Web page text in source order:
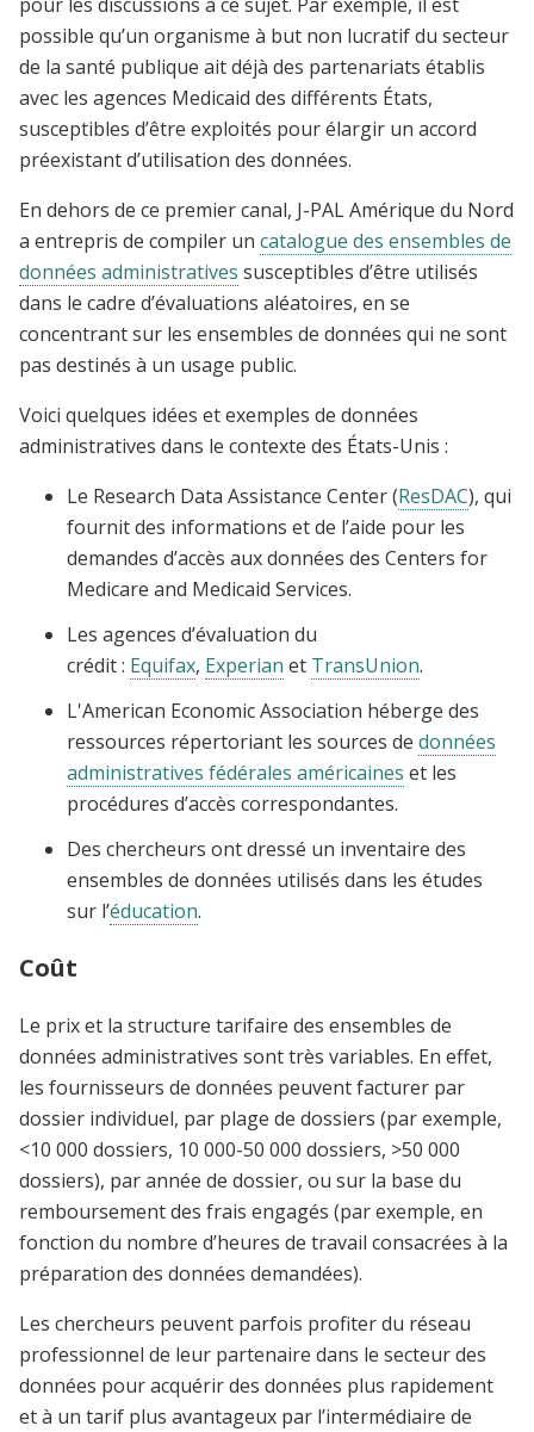
pour les discussions à ce sujet. Par exemple, il est
possible qu’un organisme à but non lucratif du secteur
de la santé publique ait déjà des partenariats établis
avec les agences Medicaid des différents États,
susceptibles d’être exploités pour élargir un accord
préexistant d’utilisation des données.
En dehors de ce premier canal, J-PAL Amérique du Nord
a entrepris de compiler un catalogue des ensembles de
données administratives susceptibles d’être utilisés
dans le cadre d’évaluations aléatoires, en se
concentrant sur les ensembles de données qui ne sont
pas destinés à un usage public.
Voici quelques idées et exemples de données
administratives dans le contexte des États-Unis :
Le Research Data Assistance Center (ResDAC), qui
fournit des informations et de l’aide pour les
demandes d’accès aux données des Centers for
Medicare and Medicaid Services.
Les agences d’évaluation du
crédit : Equifax, Experian et TransUnion.
L'American Economic Association héberge des
ressources répertoriant les sources de données
administratives fédérales américaines et les
procédures d’accès correspondantes.
Des chercheurs ont dressé un inventaire des
ensembles de données utilisés dans les études
sur l’éducation.
Coût
Le prix et la structure tarifaire des ensembles de
données administratives sont très variables. En effet,
les fournisseurs de données peuvent facturer par
dossier individuel, par plage de dossiers (par exemple,
<10 000 dossiers, 10 000-50 000 dossiers, >50 000
dossiers), par année de dossier, ou sur la base du
remboursement des frais engagés (par exemple, en
fonction du nombre d’heures de travail consacrées à la
préparation des données demandées).
Les chercheurs peuvent parfois profiter du réseau
professionnel de leur partenaire dans le secteur des
données pour acquérir des données plus rapidement
et à un tarif plus avantageux par l’intermédiaire de